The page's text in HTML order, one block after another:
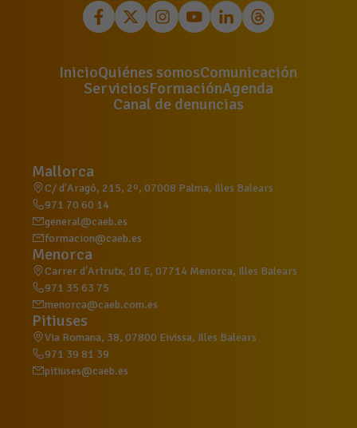
InicioQuiénes somosComunicación
ServiciosFormaciónAgenda
Canal de denuncias
Mallorca
C/ d'Aragó, 215, 2º, 07008 Palma, Illes Balears
971 70 60 14
general@caeb.es
formacion@caeb.es
Menorca
Carrer d'Artrutx, 10 E, 07714 Menorca, Illes Balears
971 35 63 75
menorca@caeb.com.es
Pitiuses
Via Romana, 38, 07800 Eivissa, Illes Balears
971 39 81 39
pitiuses@caeb.es